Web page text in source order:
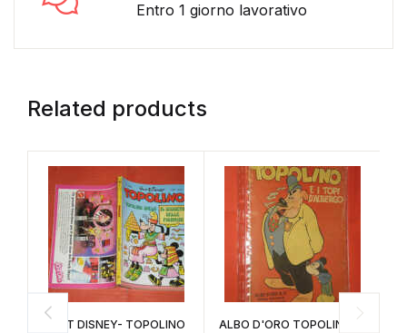
Entro 1 giorno lavorativo
Related products
WALT DISNEY- TOPOLINO
ALBO D'ORO TOPOLINO